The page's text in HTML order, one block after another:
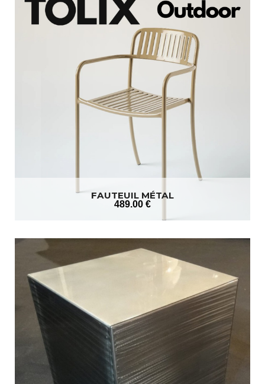
FAUTEUIL MÉTAL
489.00 €